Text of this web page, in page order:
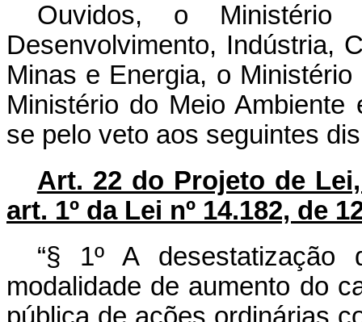
Ouvidos, o
Desenvolvimento, Indústria,
Minas e Energia, o
Ministério do Meio
se pelo veto aos seguintes
Art. 22 do Projeto de
art. 1º da Lei nº 14.182, de
“§ 1º A desestatização
modalidade de aumento do